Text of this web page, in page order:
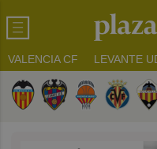
VALENCIA CF LEVANTE